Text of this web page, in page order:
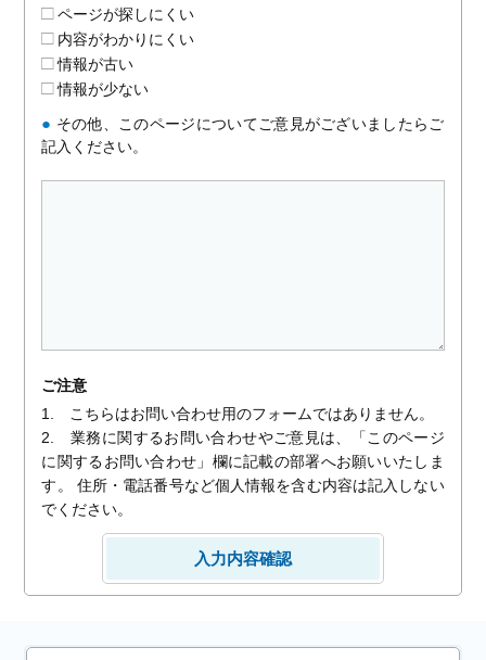
ページが探しにくい
内容がわかりにくい
情報が古い
情報が少ない
● その他、このページについてご意見がございましたらご
記入ください。
ご注意
1. こちらはお問い合わせ用のフォームではありません。
2. 業務に関するお問い合わせやご意見は、「このページ
に関するお問い合わせ」欄に記載の部署へお願いいたしま
す。 住所・電話番号など個人情報を含む内容は記入しない
でください。